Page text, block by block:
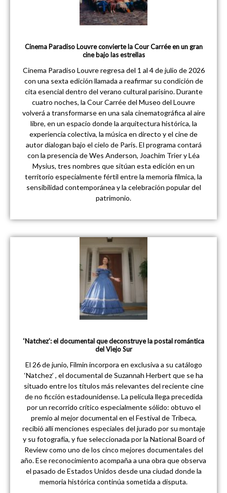
Cinema Paradiso Louvre convierte la Cour Carrée en un gran
cine bajo las estrellas
Cinema Paradiso Louvre regresa del 1 al 4 de julio de 2026
con una sexta edición llamada a reafirmar su condición de
cita esencial dentro del verano cultural parisino. Durante
cuatro noches, la Cour Carrée del Museo del Louvre
volverá a transformarse en una sala cinematográfica al aire
libre, en un espacio donde la arquitectura histórica, la
experiencia colectiva, la música en directo y el cine de
autor dialogan bajo el cielo de París. El programa contará
con la presencia de Wes Anderson, Joachim Trier y Léa
Mysius, tres nombres que sitúan esta edición en un
territorio especialmente fértil entre la memoria fílmica, la
sensibilidad contemporánea y la celebración popular del
patrimonio.
‘Natchez’: el documental que deconstruye la postal romántica
del Viejo Sur
El 26 de junio, Filmin incorpora en exclusiva a su catálogo
‘Natchez’ , el documental de Suzannah Herbert que se ha
situado entre los títulos más relevantes del reciente cine
de no ficción estadounidense. La película llega precedida
por un recorrido crítico especialmente sólido: obtuvo el
premio al mejor documental en el Festival de Tribeca,
recibió allí menciones especiales del jurado por su montaje
y su fotografía, y fue seleccionada por la National Board of
Review como uno de los cinco mejores documentales del
año. Ese reconocimiento acompaña a una obra que observa
el pasado de Estados Unidos desde una ciudad donde la
memoria histórica continúa sometida a disputa.